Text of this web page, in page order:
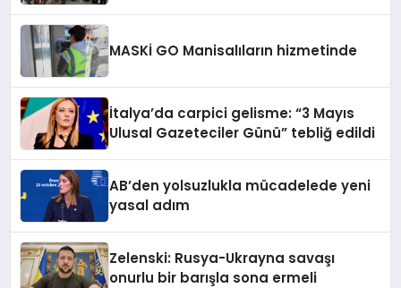
MASKİ GO Manisalıların hizmetinde
İtalya’da carpici gelisme: “3 Mayıs
Ulusal Gazeteciler Günü” tebliğ edildi
AB’den yolsuzlukla mücadelede yeni
yasal adım
Zelenski: Rusya-Ukrayna savaşı
onurlu bir barışla sona ermeli